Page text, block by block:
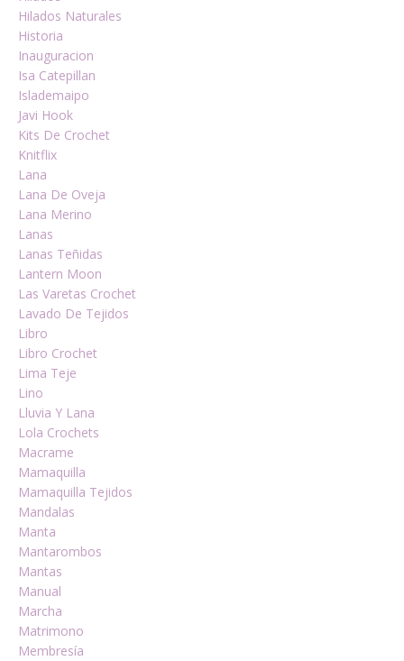
Hilados Naturales
Historia
Inauguracion
Isa Catepillan
Islademaipo
Javi Hook
Kits De Crochet
Knitflix
Lana
Lana De Oveja
Lana Merino
Lanas
Lanas Teñidas
Lantern Moon
Las Varetas Crochet
Lavado De Tejidos
Libro
Libro Crochet
Lima Teje
Lino
Lluvia Y Lana
Lola Crochets
Macrame
Mamaquilla
Mamaquilla Tejidos
Mandalas
Manta
Mantarombos
Mantas
Manual
Marcha
Matrimono
Membresía